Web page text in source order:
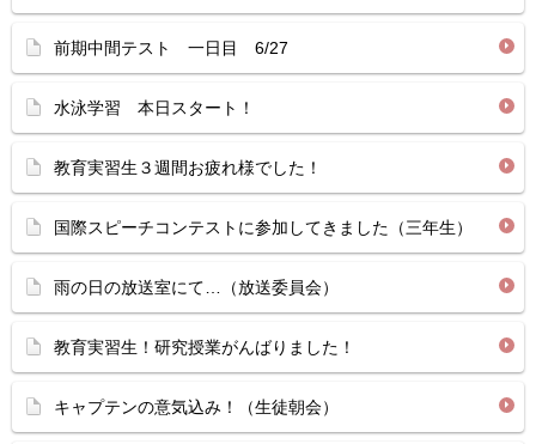
前期中間テスト 一日目 6/27
水泳学習 本日スタート！
教育実習生３週間お疲れ様でした！
国際スピーチコンテストに参加してきました（三年生）
雨の日の放送室にて…（放送委員会）
教育実習生！研究授業がんばりました！
キャプテンの意気込み！（生徒朝会）